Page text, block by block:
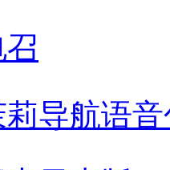
导航语